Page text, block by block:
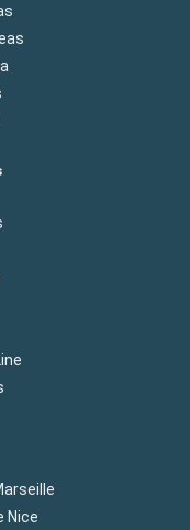
Nice